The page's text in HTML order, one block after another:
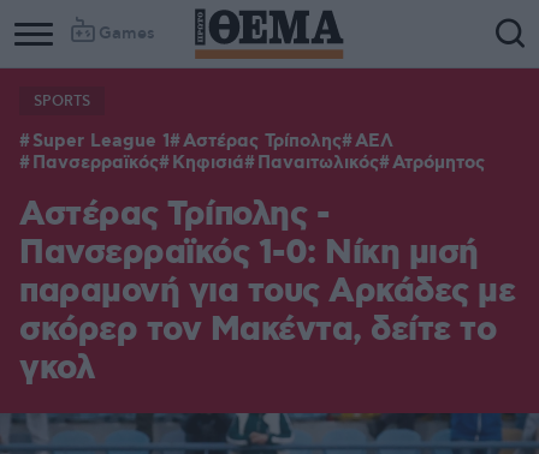
Games
SPORTS
Super League 1 Αστέρας Τρίπολης ΑΕΛ
Πανσερραϊκός Κηφισιά Παναιτωλικός Ατρόμητος
Αστέρας Τρίπολης -
Πανσερραϊκός 1-0: Νίκη μισή
παραμονή για τους Αρκάδες με
σκόρερ τον Μακέντα, δείτε το
γκολ